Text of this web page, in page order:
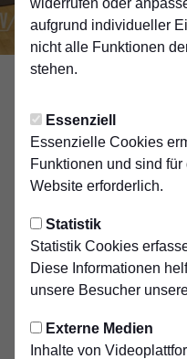
widerrufen oder
aufgrund individueller
nicht alle Funktionen
stehen.
Essenziell
Essenzielle Cookies
Funktionen und sind
Website erforderlich.
Statistik
Statistik Cookies
Diese Informationen
unsere Besucher
Externe Medien
Inhalte von
Freitag, 12.09.2025 16:30 Uhr
Mit Herz,
Teamgeist
Mit Herz, Power und
zweite Saison!
Vor nur einem Jahr haben
Weg liegt hinter uns! Aus
Abteilung geworden, aus